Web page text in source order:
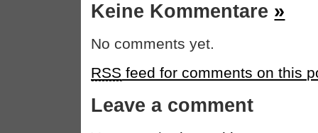
Keine Kommentare »
No comments yet.
RSS feed for comments on this
Leave a comment